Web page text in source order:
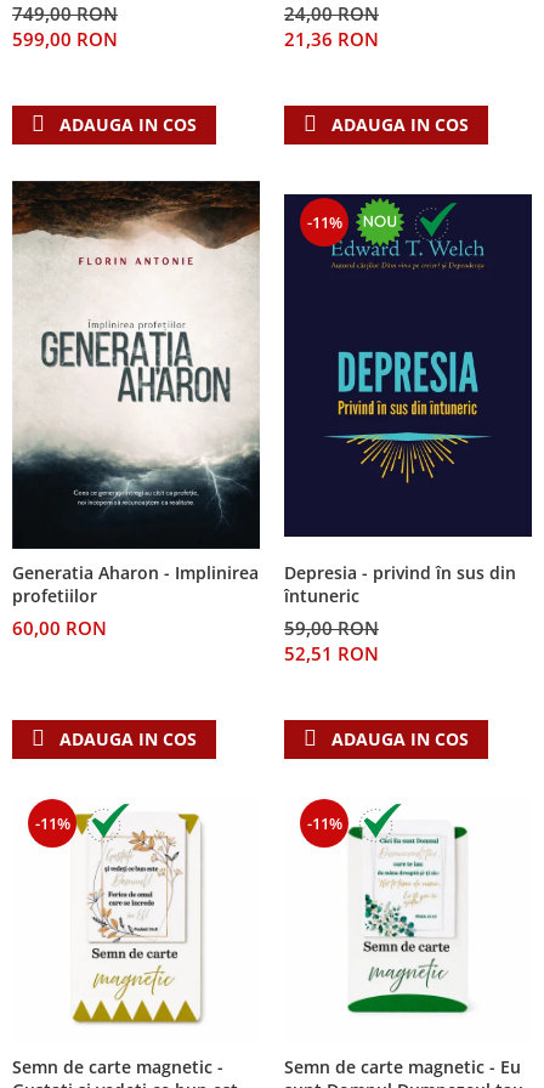
Teologie
Dogmatica
Misiune
Viata crestina
Contemporaneitate
Diverse
Lupta Spirituala
Schimbarea caracterului
Suferinta
Viata din belsug
Viata de zi cu zi
Despre afaceri
Dezvoltare personala
749,00 RON
599,00 RON
ADAUGA IN COS
24,00 RON
21,36 RON
ADAUGA IN COS
Generatia Aharon - Implinirea
profetiilor
60,00 RON
ADAUGA IN COS
-11%
Depresia - privind în sus din
întuneric
59,00 RON
52,51 RON
ADAUGA IN COS
-11%
Semn de carte magnetic -
-11%
Semn de carte magnetic - Eu